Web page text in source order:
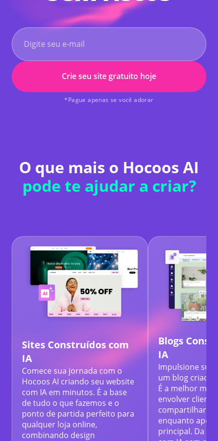
Crie seu site gratuito hoje
*Pague apenas se você adorar
O que mais o Hocoos AI
pode te ajudar a criar?
Sites Construídos com
IA
Comece sua jornada com o
Hocoos AI criando seu website
com IA em minutos. É a base
de tudo o que fazemos e o
ponto de partida perfeito para
qualquer loja online,
combinando design
Blogs
IA
Impulsione sua
um blog criado
É a melhor
envolver
compartilhar
enquanto
principal. Da